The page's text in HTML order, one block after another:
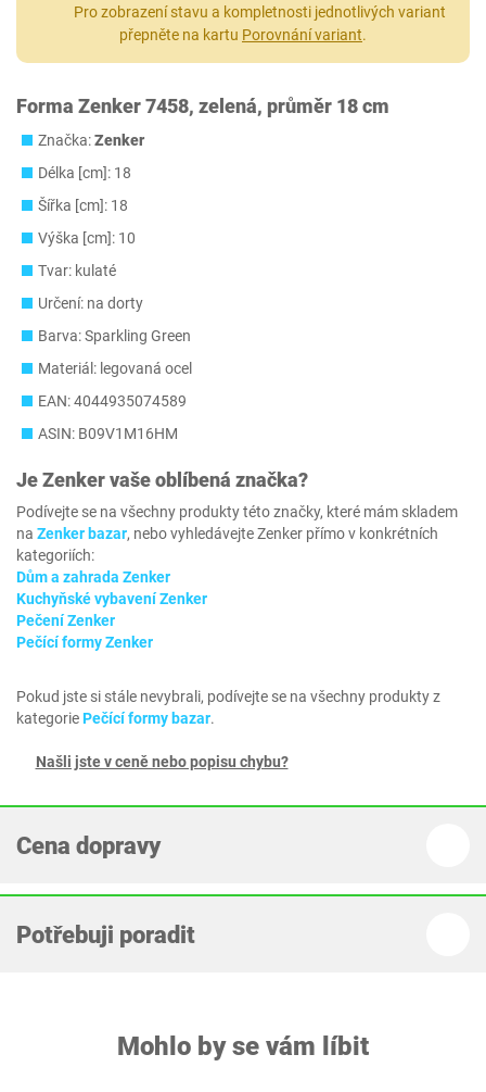
Pro zobrazení stavu a kompletnosti jednotlivých variant
přepněte na kartu Porovnání variant.
Forma Zenker 7458, zelená, průměr 18 cm
Značka:Zenker
Délka [cm]: 18
Šířka [cm]: 18
Výška [cm]: 10
Tvar: kulaté
Určení: na dorty
Barva: Sparkling Green
Materiál: legovaná ocel
EAN: 4044935074589
ASIN: B09V1M16HM
JeZenkervaše oblíbená značka?
Podívejte se na všechny produkty této značky, které mám skladem
na Zenker bazar, nebo vyhledávejte Zenker přímo v konkrétních
kategoriích:
Dům a zahrada Zenker
Kuchyňské vybavení Zenker
Pečení Zenker
Pečící formy Zenker
Pokud jste si stále nevybrali, podívejte se na všechny produkty z
kategoriePečící formy bazar.
Našli jste v ceně nebo popisu chybu?
Cena dopravy
Potřebuji poradit
Mohlo by se vám líbit